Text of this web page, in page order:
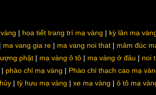
họa tiết trang trí mạ vàng kỳ lân mạ
ma vang gia re ma vang noi that mâm đúc
phật mạ vàng ô tô mạ vàng ở đâu noi
phào chỉ mạ vàng Phào chỉ thạch cao mạ
tỳ hưu mạ vàng xe mạ vàng ô tô mạ